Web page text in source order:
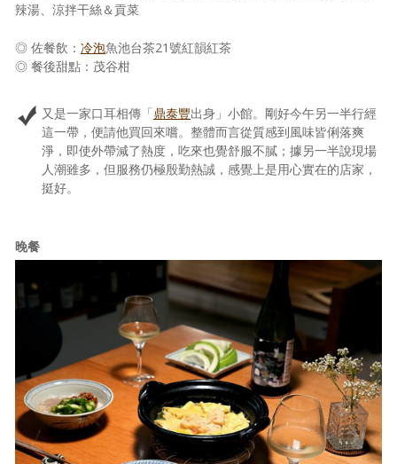
辣湯、涼拌干絲＆貢菜
◎ 佐餐飲： 冷泡魚池台茶21號紅韻紅茶
◎ 餐後甜點：茂谷柑
又是一家口耳相傳「鼎泰豐出身」小館。剛好今午另一半行經
這一帶，便請他買回來嚐。整體而言從質感到風味皆俐落爽
淨，即使外帶減了熱度，吃來也覺舒服不膩；據另一半說現場
人潮雖多，但服務仍極殷勤熱誠，感覺上是用心實在的店家，
挺好。
晚餐